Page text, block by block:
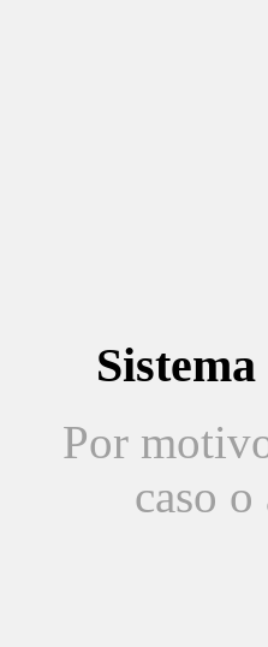
Por
caso